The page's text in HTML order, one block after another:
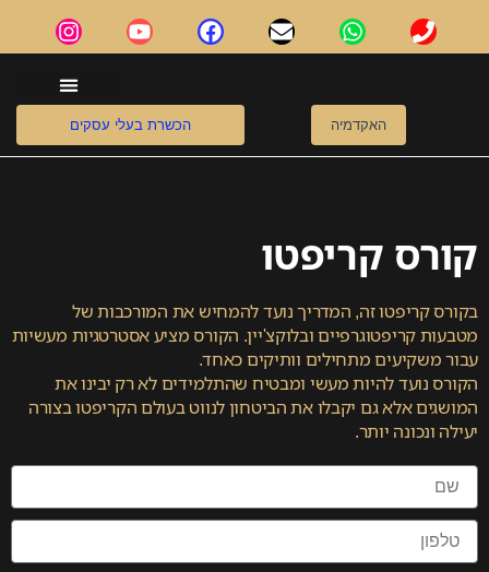
P
h
W
h
s
a
p
E
n
p
F
a
b
o
Y
o
u
b
e
I
n
t
a
r
האקדמיה הכשרת בעלי עסקים
קורס קריפטו
בקורס קריפטו זה, המדריך נועד להמחיש את המורכבות של
מטבעות קריפטוגרפיים ובלוקצ'יין. הקורס מציע אסטרטגיות מעשיות
עבור משקיעים מתחילים וותיקים כאחד.
הקורס נועד להיות מעשי ומבטיח שהתלמידים לא רק יבינו את
המושגים אלא גם יקבלו את הביטחון לנווט בעולם הקריפטו בצורה
יעילה ונכונה יותר.